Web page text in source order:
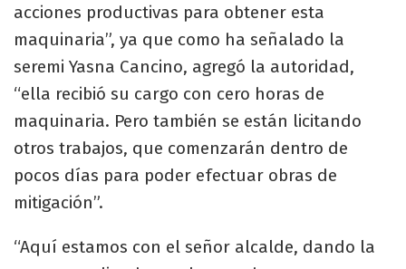
acciones productivas para obtener esta
maquinaria”, ya que como ha señalado la
seremi Yasna Cancino, agregó la autoridad,
“ella recibió su cargo con cero horas de
maquinaria. Pero también se están licitando
otros trabajos, que comenzarán dentro de
pocos días para poder efectuar obras de
mitigación”.
“Aquí estamos con el señor alcalde, dando la